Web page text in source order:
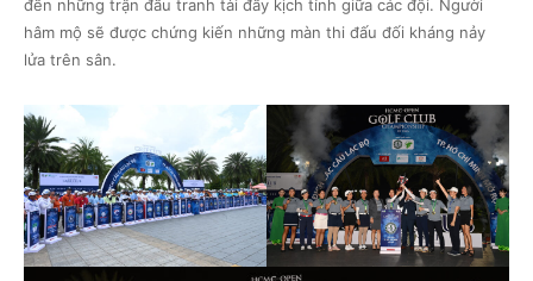
đến những trận đấu tranh tài đầy kịch tính giữa các đội. Người
hâm mộ sẽ được chứng kiến những màn thi đấu đối kháng nảy
lửa trên sân.